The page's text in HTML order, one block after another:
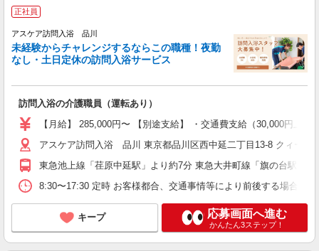
正社員
アスケア訪問入浴 品川
未経験からチャレンジするならこの職種！夜勤
なし・土日定休の訪問入浴サービス
訪問入浴の介護職員（運転あり）
【月給】 285,000円〜 【別途支給】 ・交通費支給（30,000円上
アスケア訪問入浴 品川 東京都品川区西中延二丁目13-8 クィーン
東急池上線「荏原中延駅」より約7分 東急大井町線「旗の台駅」
8:30〜17:30 定時 お客様都合、交通事情等により前後する場合あ
キープ 応募画面へ進む
かんたん3ステップ！